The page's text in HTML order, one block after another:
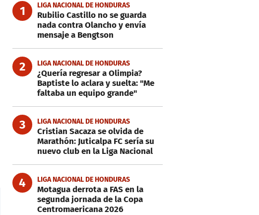
1 LIGA NACIONAL DE HONDURAS
Rubilio Castillo no se guarda
nada contra Olancho y envía
mensaje a Bengtson
2 LIGA NACIONAL DE HONDURAS
¿Quería regresar a Olimpia?
Baptiste lo aclara y suelta: "Me
faltaba un equipo grande"
3 LIGA NACIONAL DE HONDURAS
Cristian Sacaza se olvida de
Marathón: Juticalpa FC sería su
nuevo club en la Liga Nacional
4 LIGA NACIONAL DE HONDURAS
Motagua derrota a FAS en la
segunda jornada de la Copa
Centromaericana 2026